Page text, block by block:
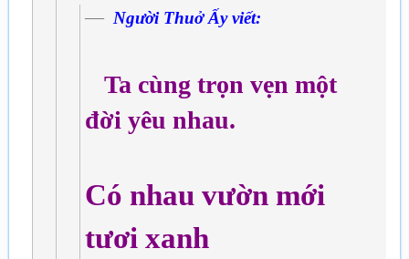
Người Thuở Ấy viết:
Ta cùng trọn vẹn một
đời yêu nhau.
Có nhau vườn mới
tươi xanh